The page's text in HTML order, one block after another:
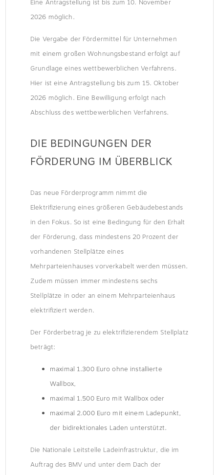
Eine Antragstellung ist bis zum 10. November
2026 möglich.
Die Vergabe der Fördermittel für Unternehmen
mit einem großen Wohnungsbestand erfolgt auf
Grundlage eines wettbewerblichen Verfahrens.
Hier ist eine Antragstellung bis zum 15. Oktober
2026 möglich. Eine Bewilligung erfolgt nach
Abschluss des wettbewerblichen Verfahrens.
DIE BEDINGUNGEN DER
FÖRDERUNG IM ÜBERBLICK
Das neue Förderprogramm nimmt die
Elektrifizierung eines größeren Gebäudebestands
in den Fokus. So ist eine Bedingung für den Erhalt
der Förderung, dass mindestens 20 Prozent der
vorhandenen Stellplätze eines
Mehrparteienhauses vorverkabelt werden müssen.
Zudem müssen immer mindestens sechs
Stellplätze in oder an einem Mehrparteienhaus
elektrifiziert werden.
Der Förderbetrag je zu elektrifizierendem Stellplatz
beträgt:
maximal 1.300 Euro ohne installierte
Wallbox,
maximal 1.500 Euro mit Wallbox oder
maximal 2.000 Euro mit einem Ladepunkt,
der bidirektionales Laden unterstützt.
Die Nationale Leitstelle Ladeinfrastruktur, die im
Auftrag des BMV und unter dem Dach der